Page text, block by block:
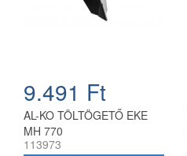
9.491 Ft
AL-KO TÖLTÖGETŐ EKE
MH 770
113973